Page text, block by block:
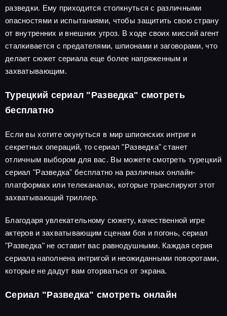
разведки. Ему приходится столкнуться с различными
опасностями и испытаниями, чтобы защитить свою страну
от внутренних и внешних угроз. В ходе своих миссий агент
сталкивается с предателями, шпионами и заговорами, что
делает сюжет сериала еще более напряженным и
захватывающим.
Турецкий сериал "Разведка" смотреть
бесплатно
Если вы хотите окунуться в мир шпионских интриг и
секретных операций, то сериал "Разведка" станет
отличным выбором для вас. Вы можете смотреть турецкий
сериал "Разведка" бесплатно на различных онлайн-
платформах или телеканалах, которые транслируют этот
захватывающий триллер.
Благодаря увлекательному сюжету, качественной игре
актеров и захватывающим сценам боя и погонь, сериал
"Разведка" не оставит вас равнодушными. Каждая серия
сериала наполнена интригой и неожиданными поворотами,
которые не дадут вам оторваться от экрана.
Сериал "Разведка" смотреть онлайн